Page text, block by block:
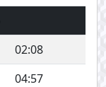
02:08
04:57